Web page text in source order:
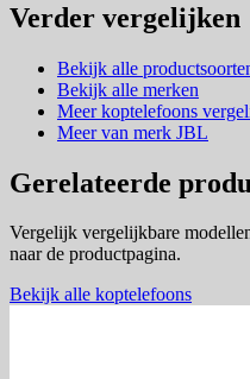
Verder vergelijken
Bekijk alle
Bekijk alle merken
Meer koptelefoons
Meer van merk JBL
Gerelateerde
Vergelijk vergelijkbare
naar de productpagina.
Bekijk alle koptelefoons